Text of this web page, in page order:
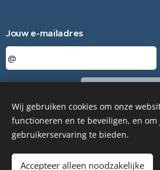
Jouw e-mailadres
© ESSA TERRA - 2024
Wij gebruiken cookies om onze
functioneren en te beveiligen, en om
gebruikerservaring te bieden.
Accepteer alleen noodzakelijke